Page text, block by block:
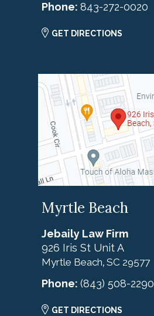
Phone: 843-272-0020
GET DIRECTIONS
Myrtle Beach
Jebaily Law Firm
926 Iris St Unit A
Myrtle Beach, SC 29577
Phone: (843) 508-2290
GET DIRECTIONS